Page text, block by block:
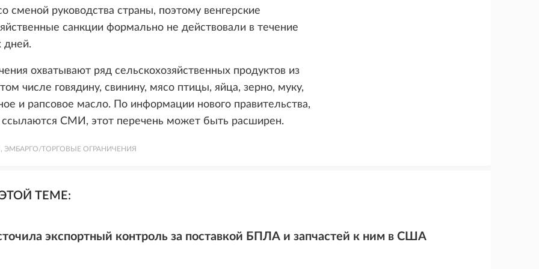
сменой руководства страны, поэтому венгерские
санкции формально не действовали в течение
дней.
охватывают ряд сельскохозяйственных продуктов из
числе говядину, свинину, мясо птицы, яйца, зерно, муку,
и рапсовое масло. По информации нового правительства,
ссылаются СМИ, этот перечень может быть расширен.
ЭМБАРГО/ТОРГОВЫЕ ОГРАНИЧЕНИЯ
ТЕМЕ:
экспортный контроль за поставкой БПЛА и запчастей к ним в США